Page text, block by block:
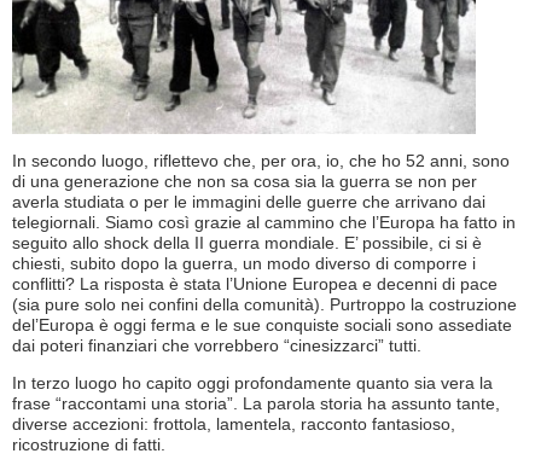
In secondo luogo, riflettevo che, per ora, io, che ho 52 anni, sono
di una generazione che non sa cosa sia la guerra se non per
averla studiata o per le immagini delle guerre che arrivano dai
telegiornali. Siamo così grazie al cammino che l’Europa ha fatto in
seguito allo shock della II guerra mondiale. E’ possibile, ci si è
chiesti, subito dopo la guerra, un modo diverso di comporre i
conflitti? La risposta è stata l’Unione Europea e decenni di pace
(sia pure solo nei confini della comunità). Purtroppo la costruzione
del’Europa è oggi ferma e le sue conquiste sociali sono assediate
dai poteri finanziari che vorrebbero “cinesizzarci” tutti.
In terzo luogo ho capito oggi profondamente quanto sia vera la
frase “raccontami una storia”. La parola storia ha assunto tante,
diverse accezioni: frottola, lamentela, racconto fantasioso,
ricostruzione di fatti.